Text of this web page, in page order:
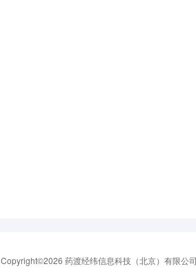
Copyright©2026 药渡经纬信息科技（北京）有限公